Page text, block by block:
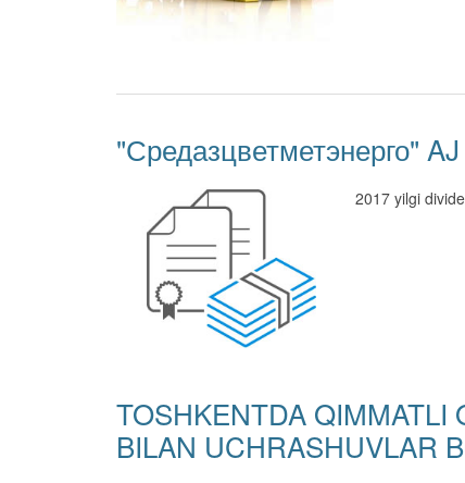
"Средазцветметэнерго"
2017 yilgi
TOSHKENTDA QIMMATLI
BILAN UCHRASHUVLAR